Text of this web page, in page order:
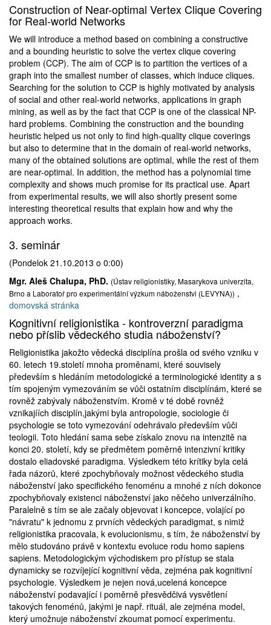
Construction of Near-optimal Vertex Clique Covering
for Real-world Networks
We will introduce a method based on combining a constructive
and a bounding heuristic to solve the vertex clique covering
problem (CCP). The aim of CCP is to partition the vertices of a
graph into the smallest number of classes, which induce cliques.
Searching for the solution to CCP is highly motivated by analysis
of social and other real-world networks, applications in graph
mining, as well as by the fact that CCP is one of the classical NP-
hard problems. Combining the construction and the bounding
heuristic helped us not only to find high-quality clique coverings
but also to determine that in the domain of real-world networks,
many of the obtained solutions are optimal, while the rest of them
are near-optimal. In addition, the method has a polynomial time
complexity and shows much promise for its practical use. Apart
from experimental results, we will also shortly present some
interesting theoretical results that explain how and why the
approach works.
3. seminár
(Pondelok 21.10.2013 o 0:00)
Mgr. Aleš Chalupa, PhD. (Ústav religionistiky, Masarykova univerzita,
Brno a Laboratoř pro experimentální výzkum náboženstvi (LEVYNA)) ,
domovská stránka
Kognitivní religionistika - kontroverzní paradigma
nebo příslib vědeckého studia náboženství?
Religionistika jakožto vědecká disciplína prošla od svého vzniku v
60. letech 19.století mnoha proměnami, které souvisely
především s hledáním metodologické a terminologické identity a s
tím spojeným vymezováním se vůči ostatním disciplínám, které se
rovněž zabývaly náboženstvím. Kromě v té době rovněž
vznikajíích disciplín,jakými byla antropologie, sociologie či
psychologie se toto vymezování odehrávalo především vůči
teologii. Toto hledání sama sebe získalo znovu na intenzitě na
konci 20. století, kdy se předmětem poměrně intenzivní kritiky
dostalo eliadovské paradigma. Výsledkem této krítiky byla celá
řada názorů, které zpochybňovaly možnost vědeckého studia
náboženství jako specifického fenoménu a mnohé z ních dokonce
zpochybňovaly existenci náboženství jako něčeho univerzálního.
Paralelně s tím se ale začaly objevovat i koncepce, volající po
"návratu" k jednomu z prvních vědeckých paradigmat, s nimiž
religionistika pracovala, k evolucionismu, s tím, že náboženství by
mělo studováno právě v kontextu evoluce rodu homo sapiens
sapiens. Metodologickým východiskem pro přístup se stala
dynamicky se rozvíjející kognitivní věda, zejména pak kognitivní
psychologie. Výsledkem je nejen nová,ucelená koncepce
náboženství podavající i poměrně přesvědčivá vysvětlení
takových fenoménů, jakými je např. rituál, ale zejména model,
který umožnuje náboženství zkoumat pomocí experimentu.